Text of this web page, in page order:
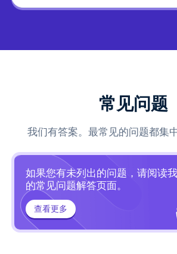
常见问题
我们有答案。最常见的问题都集
如果您有未列出的问题，请阅读
的常见问题解答页面。
查看更多